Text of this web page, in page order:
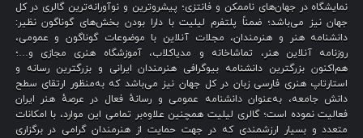
نمایشگاه در جهان‌های ناممکن و فانتزی؛ پیشروترین و نوآورانه‌ترین گالری در کل
جهان نیز می‌باشد؛ ضمناً پلتفرم لیلیت با دارا بودن بخش‌های گوناگون نظیر:
دانشنامه هنر و هنرمندان، مجلات آنلاین با موضوعات گوناگون و عمومی،
روزنامه آنلاین هنر، تماشاخانه و مدیاکلاب، آموزشگاه هنری مجازی و…؛
هم‌اکنون بزرگترین دانشنامه بیوگرافی هنرمندان ایرانی و بزرگترین رسانه و
استارتاپ هنری فارسی زبان در کل جهان نیز می‌باشد که به‌منظور ارتقای سطح
دانش جامعه، به‌عنوان دانشنامه عمومی و رسانهٔ فعال در عرصهٔ هنر ایران
فعالیت نموده است؛ گالری لیلیت همچنین علاوه‌بر تمامی این موارد، با امکانات
متعدد و بسیار ارزشمندی که در جهت حمایت از هنرمندان گرامی در برگزاری